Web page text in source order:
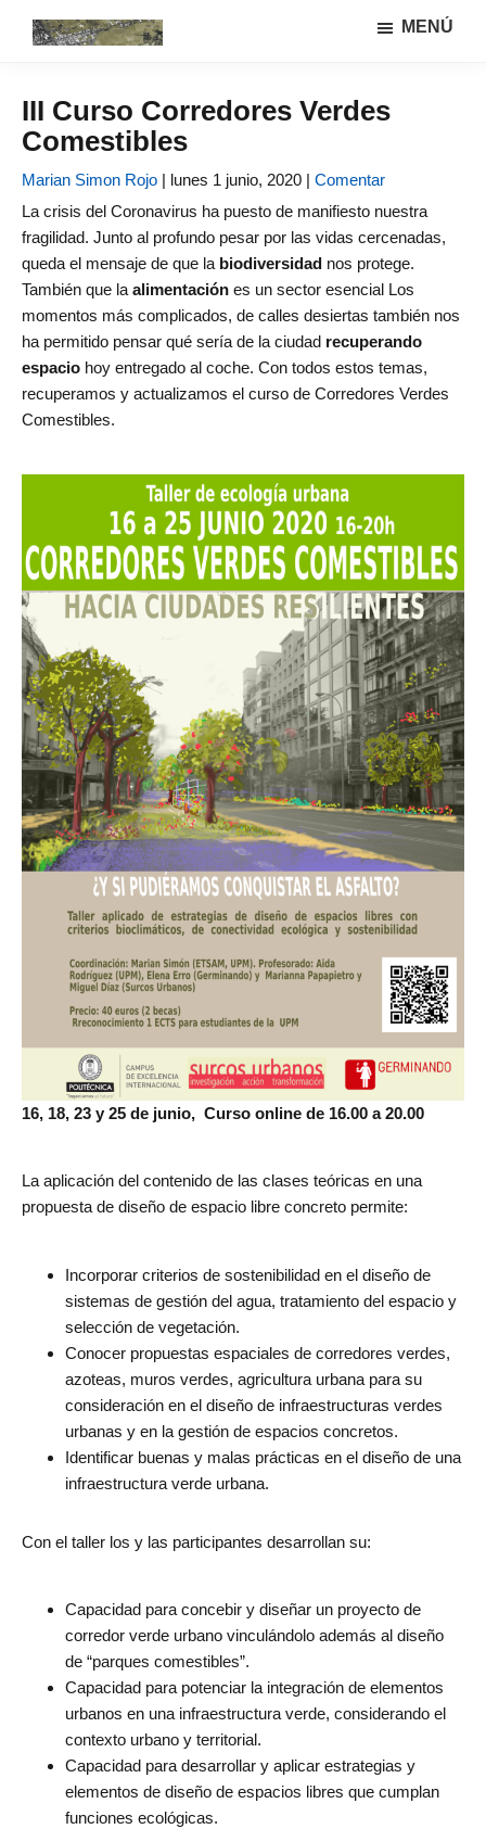
lateral
principal
y
sistemas
agrarios
investigación
GIAU+S
MENÚ
III Curso Corredores Verdes
Comestibles
Marian Simon Rojo | lunes 1 junio, 2020 | Comentar
La crisis del Coronavirus ha puesto de manifiesto nuestra
fragilidad. Junto al profundo pesar por las vidas cercenadas,
queda el mensaje de que la biodiversidad nos protege.
También que la alimentación es un sector esencial Los
momentos más complicados, de calles desiertas también nos
ha permitido pensar qué sería de la ciudad recuperando
espacio hoy entregado al coche. Con todos estos temas,
recuperamos y actualizamos el curso de Corredores Verdes
Comestibles.
16, 18, 23 y 25 de junio, Curso online de 16.00 a 20.00
La aplicación del contenido de las clases teóricas en una
propuesta de diseño de espacio libre concreto permite:
Incorporar criterios de sostenibilidad en el diseño de
sistemas de gestión del agua, tratamiento del espacio y
selección de vegetación.
Conocer propuestas espaciales de corredores verdes,
azoteas, muros verdes, agricultura urbana para su
consideración en el diseño de infraestructuras verdes
urbanas y en la gestión de espacios concretos.
Identificar buenas y malas prácticas en el diseño de una
infraestructura verde urbana.
Con el taller los y las participantes desarrollan su:
Capacidad para concebir y diseñar un proyecto de
corredor verde urbano vinculándolo además al diseño
de “parques comestibles”.
Capacidad para potenciar la integración de elementos
urbanos en una infraestructura verde, considerando el
contexto urbano y territorial.
Capacidad para desarrollar y aplicar estrategias y
elementos de diseño de espacios libres que cumplan
funciones ecológicas.